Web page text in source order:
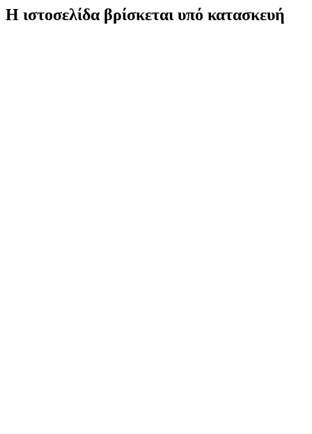
Η ιστοσελίδα βρίσκεται υπό κατασκευή